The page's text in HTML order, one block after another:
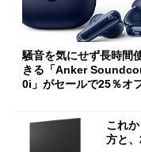
騒音を気にせず長時間
きる「Anker
0i」がセールで25％オ
これ
方と